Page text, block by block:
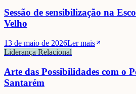
Sessão de sensibilização na
Velho
13 de maio de 2026Ler mais
Liderança Relacional
Arte das Possibilidades com o
Santarém